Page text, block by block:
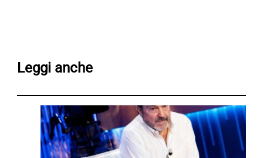
Leggi anche